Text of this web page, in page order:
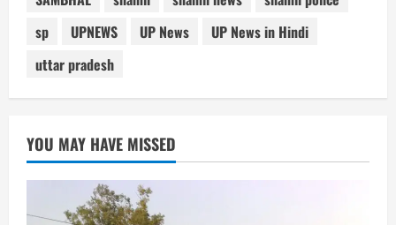
sp
UPNEWS UP News
UP News in Hindi
uttar pradesh
YOU MAY HAVE MISSED